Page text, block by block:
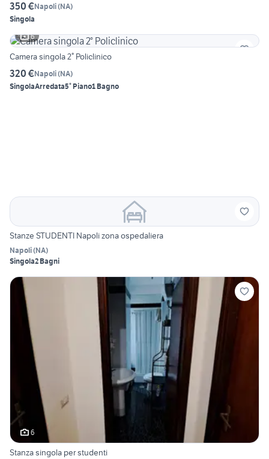
350 €Napoli(NA)
Singola
6
Camera singola 2° Policlinico
320 €Napoli(NA)
SingolaArredata5° Piano1 Bagno
Stanze STUDENTI Napoli zona ospedaliera
Napoli(NA)
Singola2 Bagni
6
Stanza singola per studenti